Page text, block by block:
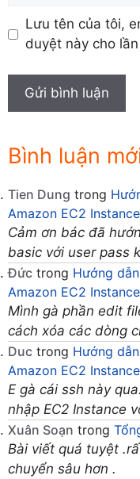
Lưu tên của tôi,
duyệt này cho
Bình luận
Tien Dung trong
Amazon EC2
Cảm ơn bác đã
basic với user pass
Đức trong Hướng
Amazon EC2
Mình gà phần edit
cách xóa các dòng
Duc trong Hướng
Amazon EC2
E gà cái ssh này
nhập EC2 Instance
Xuân Soạn trong
Bài viết quá tuyệt
chuyển sâu hơn .